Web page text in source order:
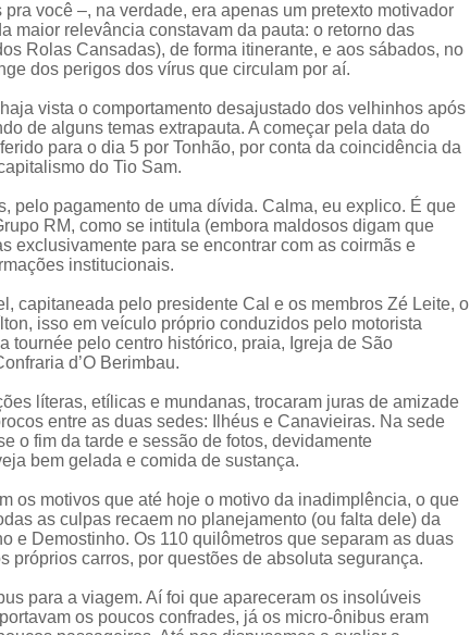
você –, na verdade, era apenas um pretexto motivador
maior relevância constavam da pauta: o retorno das
Rolas Cansadas), de forma itinerante, e aos sábados, no
dos perigos dos vírus que circulam por aí.
vista o comportamento desajustado dos velhinhos após
de alguns temas extrapauta. A começar pela data do
para o dia 5 por Tonhão, por conta da coincidência da
do Tio Sam.
pelo pagamento de uma dívida. Calma, eu explico. É que
RM, como se intitula (embora maldosos digam que
exclusivamente para se encontrar com as coirmãs e
institucionais.
capitaneada pelo presidente Cal e os membros Zé Leite, o
isso em veículo próprio conduzidos pelo motorista
tournée pelo centro histórico, praia, Igreja de São
d’O Berimbau.
líteras, etílicas e mundanas, trocaram juras de amizade
entre as duas sedes: Ilhéus e Canavieiras. Na sede
o fim da tarde e sessão de fotos, devidamente
bem gelada e comida de sustança.
os motivos que até hoje o motivo da inadimplência, o que
as culpas recaem no planejamento (ou falta dele) da
e Demostinho. Os 110 quilômetros que separam as duas
próprios carros, por questões de absoluta segurança.
para a viagem. Aí foi que apareceram os insolúveis
os poucos confrades, já os micro-ônibus eram